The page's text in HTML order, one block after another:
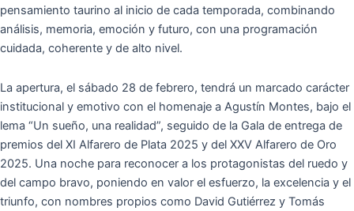
pensamiento taurino al inicio de cada temporada, combinando
análisis, memoria, emoción y futuro, con una programación
cuidada, coherente y de alto nivel.
La apertura, el sábado 28 de febrero, tendrá un marcado carácter
institucional y emotivo con el homenaje a Agustín Montes, bajo el
lema “Un sueño, una realidad”, seguido de la Gala de entrega de
premios del XI Alfarero de Plata 2025 y del XXV Alfarero de Oro
2025. Una noche para reconocer a los protagonistas del ruedo y
del campo bravo, poniendo en valor el esfuerzo, la excelencia y el
triunfo, con nombres propios como David Gutiérrez y Tomás